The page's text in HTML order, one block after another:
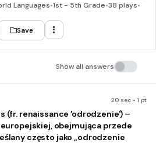
Languages•1st - 5th Grade•38 plays•
Save
Show all answers
20 sec • 1 pt
(fr. renaissance 'odrodzenie') –
obejmująca przede
często jako „odrodzenie